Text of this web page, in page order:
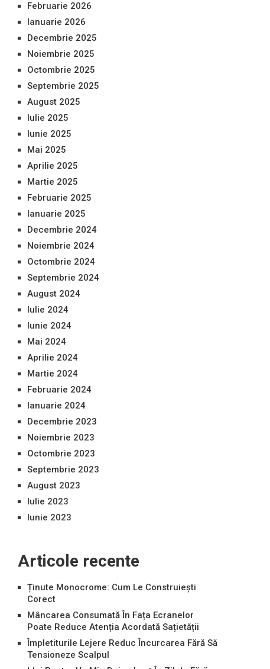
Februarie 2026
Ianuarie 2026
Decembrie 2025
Noiembrie 2025
Octombrie 2025
Septembrie 2025
August 2025
Iulie 2025
Iunie 2025
Mai 2025
Aprilie 2025
Martie 2025
Februarie 2025
Ianuarie 2025
Decembrie 2024
Noiembrie 2024
Octombrie 2024
Septembrie 2024
August 2024
Iulie 2024
Iunie 2024
Mai 2024
Aprilie 2024
Martie 2024
Februarie 2024
Ianuarie 2024
Decembrie 2023
Noiembrie 2023
Octombrie 2023
Septembrie 2023
August 2023
Iulie 2023
Iunie 2023
Articole recente
Ținute Monocrome: Cum Le Construiești
Corect
Mâncarea Consumată În Fața Ecranelor
Poate Reduce Atenția Acordată Sațietății
Împletiturile Lejere Reduc Încurcarea Fără Să
Tensioneze Scalpul